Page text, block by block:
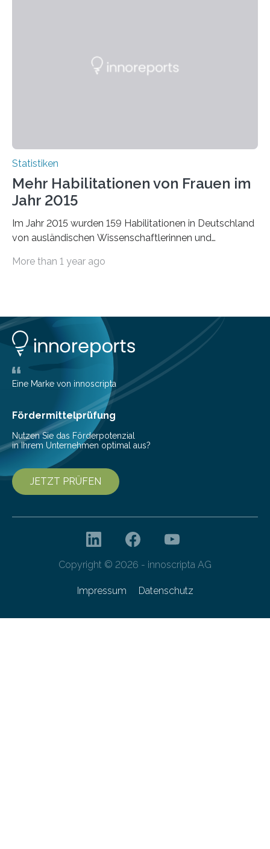
Statistiken
Mehr Habilitationen von Frauen im
Jahr 2015
Im Jahr 2015 wurden 159 Habilitationen in Deutschland
von ausländischen Wissenschaftlerinnen und
More than 1 year ago
Eine Marke von innoscripta
Fördermittelprüfung
Nutzen Sie das Förderpotenzial
in Ihrem Unternehmen optimal aus?
JETZT PRÜFEN
Copyright © 2026 - innoscripta AG
Impressum Datenschutz